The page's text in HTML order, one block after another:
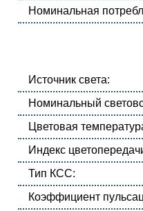
Номинальная
Источник света:
Номинальный
Цветовая
Индекс
Тип КСС:
Коэффициент